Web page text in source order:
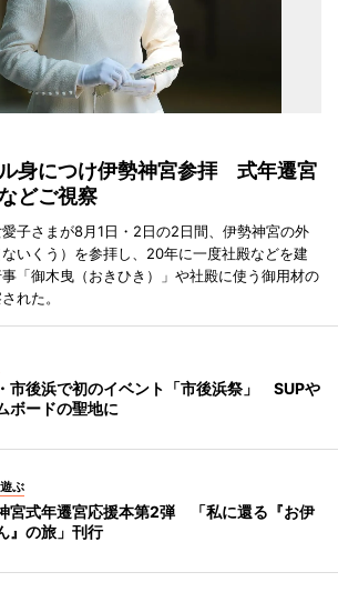
身につけ伊勢神宮参拝 式年遷宮
どご視察
子さまが8月1日・2日の2日間、伊勢神宮の外
いくう）を参拝し、20年に一度社殿などを建
「御木曳（おきひき）」や社殿に使う御用材の
れた。
市後浜で初のイベント「市後浜祭」 SUPや
ボードの聖地に
ぶ
宮式年遷宮応援本第2弾 「私に還る『お伊
』の旅」刊行